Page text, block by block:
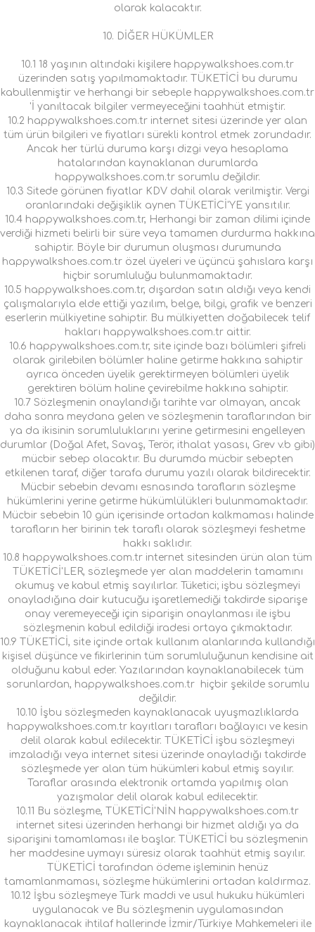
olarak kalacaktır.
10. DİĞER HÜKÜMLER
10.1 18 yaşının altındaki kişilere happywalkshoes.com.tr
üzerinden satış yapılmamaktadır. TÜKETİCİ bu durumu
kabullenmiştir ve herhangi bir sebeple happywalkshoes.com.tr
'İ yanıltacak bilgiler vermeyeceğini taahhüt etmiştir.
10.2 happywalkshoes.com.tr internet sitesi üzerinde yer alan
tüm ürün bilgileri ve fiyatları sürekli kontrol etmek zorundadır.
Ancak her türlü duruma karşı dizgi veya hesaplama
hatalarından kaynaklanan durumlarda
happywalkshoes.com.tr sorumlu değildir.
10.3 Sitede görünen fiyatlar KDV dahil olarak verilmiştir. Vergi
oranlarındaki değişiklik aynen TÜKETİCİ'YE yansıtılır.
10.4 happywalkshoes.com.tr, Herhangi bir zaman dilimi içinde
verdiği hizmeti belirli bir süre veya tamamen durdurma hakkına
sahiptir. Böyle bir durumun oluşması durumunda
happywalkshoes.com.tr özel üyeleri ve üçüncü şahıslara karşı
hiçbir sorumluluğu bulunmamaktadır.
10.5 happywalkshoes.com.tr, dışardan satın aldığı veya kendi
çalışmalarıyla elde ettiği yazılım, belge, bilgi, grafik ve benzeri
eserlerin mülkiyetine sahiptir. Bu mülkiyetten doğabilecek telif
hakları happywalkshoes.com.tr aittir.
10.6 happywalkshoes.com.tr, site içinde bazı bölümleri şifreli
olarak girilebilen bölümler haline getirme hakkına sahiptir
ayrıca önceden üyelik gerektirmeyen bölümleri üyelik
gerektiren bölüm haline çevirebilme hakkına sahiptir.
10.7 Sözleşmenin onaylandığı tarihte var olmayan, ancak
daha sonra meydana gelen ve sözleşmenin taraflarından bir
ya da ikisinin sorumluluklarını yerine getirmesini engelleyen
durumlar (Doğal Afet, Savaş, Terör, ithalat yasası, Grev v.b gibi)
mücbir sebep olacaktır. Bu durumda mücbir sebepten
etkilenen taraf, diğer tarafa durumu yazılı olarak bildirecektir.
Mücbir sebebin devamı esnasında tarafların sözleşme
hükümlerini yerine getirme hükümlülükleri bulunmamaktadır.
Mücbir sebebin 10 gün içerisinde ortadan kalkmaması halinde
tarafların her birinin tek taraflı olarak sözleşmeyi feshetme
hakkı saklıdır.
10.8 happywalkshoes.com.tr internet sitesinden ürün alan tüm
TÜKETİCİ'LER, sözleşmede yer alan maddelerin tamamını
okumuş ve kabul etmiş sayılırlar. Tüketici; işbu sözleşmeyi
onayladığına dair kutucuğu işaretlemediği takdirde siparişe
onay veremeyeceği için siparişin onaylanması ile işbu
sözleşmenin kabul edildiği iradesi ortaya çıkmaktadır.
10.9 TÜKETİCİ, site içinde ortak kullanım alanlarında kullandığı
kişisel düşünce ve fikirlerinin tüm sorumluluğunun kendisine ait
olduğunu kabul eder. Yazılarından kaynaklanabilecek tüm
sorunlardan, happywalkshoes.com.tr hiçbir şekilde sorumlu
değildir.
10.10 İşbu sözleşmeden kaynaklanacak uyuşmazlıklarda
happywalkshoes.com.tr kayıtları tarafları bağlayıcı ve kesin
delil olarak kabul edilecektir. TÜKETİCİ işbu sözleşmeyi
imzaladığı veya internet sitesi üzerinde onayladığı takdirde
sözleşmede yer alan tüm hükümleri kabul etmiş sayılır.
Taraflar arasında elektronik ortamda yapılmış olan
yazışmalar delil olarak kabul edilecektir.
10.11 Bu sözleşme, TÜKETİCİ'NİN happywalkshoes.com.tr
internet sitesi üzerinden herhangi bir hizmet aldığı ya da
siparişini tamamlaması ile başlar. TÜKETİCİ bu sözleşmenin
her maddesine uymayı süresiz olarak taahhüt etmiş sayılır.
TÜKETİCİ tarafından ödeme işleminin henüz
tamamlanmaması, sözleşme hükümlerini ortadan kaldırmaz.
10.12 İşbu sözleşmeye Türk maddi ve usul hukuku hükümleri
uygulanacak ve Bu sözleşmenin uygulamasından
kaynaklanacak ihtilaf hallerinde İzmir/Türkiye Mahkemeleri ile